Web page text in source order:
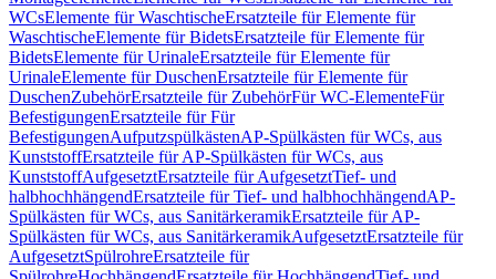
WCsElemente für WaschtischeErsatzteile für Elemente für
WaschtischeElemente für BidetsErsatzteile für Elemente für
BidetsElemente für UrinaleErsatzteile für Elemente für
UrinaleElemente für DuschenErsatzteile für Elemente für
DuschenZubehörErsatzteile für ZubehörFür WC-ElementeFür
BefestigungenErsatzteile für Für
BefestigungenAufputzspülkästenAP-Spülkästen für WCs, aus
KunststoffErsatzteile für AP-Spülkästen für WCs, aus
KunststoffAufgesetztErsatzteile für AufgesetztTief- und
halbhochhängendErsatzteile für Tief- und halbhochhängendAP-
Spülkästen für WCs, aus SanitärkeramikErsatzteile für AP-
Spülkästen für WCs, aus SanitärkeramikAufgesetztErsatzteile für
AufgesetztSpülrohreErsatzteile für